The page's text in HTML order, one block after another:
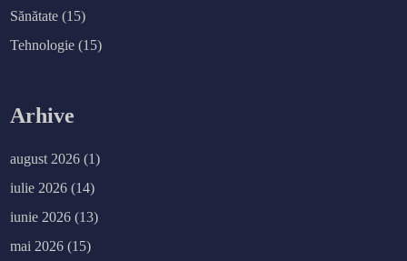
Sănătate (15)
Tehnologie (15)
Arhive
august 2026 (1)
iulie 2026 (14)
iunie 2026 (13)
mai 2026 (15)